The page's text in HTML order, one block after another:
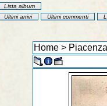
Lista album
Ultimi arrivi
Ultimi commenti
Home >